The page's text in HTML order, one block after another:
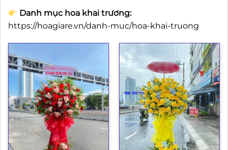
Danh mục hoa khai trương:
https://hoagiare.vn/danh-muc/hoa-khai-truong